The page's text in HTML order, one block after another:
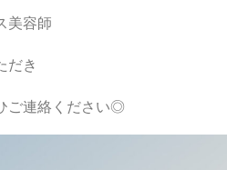
美容師
だき
ご連絡ください◎